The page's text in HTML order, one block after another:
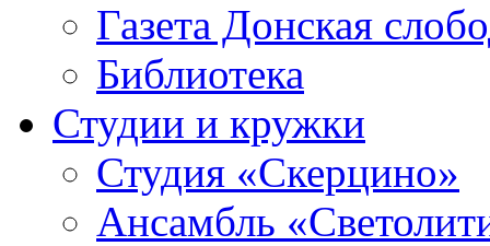
Газета Донская
Библиотека
Студии и кружки
Студия «Скерцино»
Ансамбль